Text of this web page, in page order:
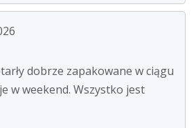
dobrze zapakowane w ciągu
w weekend. Wszystko jest